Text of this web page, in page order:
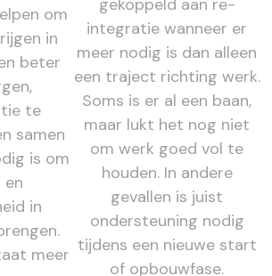
om
in
beter
te
samen
is om
en
in
meer
gekoppeld aan re-
integratie wanneer er
meer nodig is dan alleen
een traject richting werk.
Soms is er al een baan,
maar lukt het nog niet
om werk goed vol te
houden. In andere
gevallen is juist
ondersteuning nodig
tijdens een nieuwe start
of opbouwfase.